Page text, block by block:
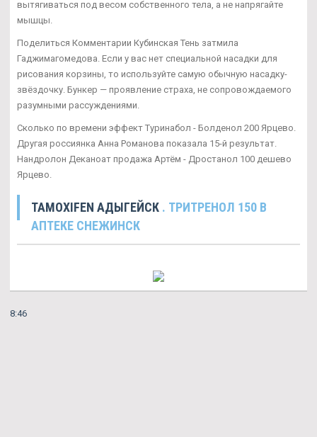
вытягиваться под весом собственного тела, а не напрягайте
мышцы.
Поделиться Комментарии Кубинская Тень затмила
Гаджимагомедова. Если у вас нет специальной насадки для
рисования корзины, то используйте самую обычную насадку-
звёздочку. Бункер — проявление страха, не сопровождаемого
разумными рассуждениями.
Сколько по времени эффект Туринабол - Болденол 200 Ярцево.
Другая россиянка Анна Романова показала 15-й результат.
Нандролон Деканоат продажа Артём - Дростанол 100 дешево
Ярцево.
TAMOXIFEN АДЫГЕЙСК . ТРИТРЕНОЛ 150 В
АПТЕКЕ СНЕЖИНСК
8:46